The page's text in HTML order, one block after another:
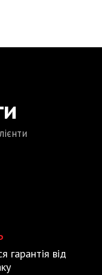
гарантія від